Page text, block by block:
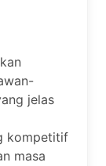
jelas
kompetitif
masa